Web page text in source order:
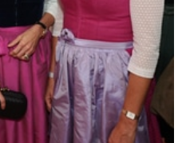
und Anzeigen zu
soziale Medien anbieten
unsere Website zu
wir Informationen zu Ihrer
an unsere Partner für
Analysen weiter. Unsere
möglicherweise mit